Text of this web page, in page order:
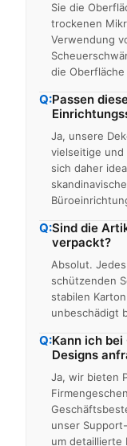
Sie die
trockenen
Verwendung
die
Q:Passen
Ja, unsere
vielseitige und
sich daher
Q:Sind die
verpackt?
Absolut.
schützenden
stabilen
unbeschädigt
Q:Kann ich
Designs
Ja, wir bieten
unser
um detaillierte